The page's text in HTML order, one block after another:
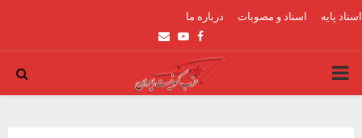
اسناد پایه اسناد و مصوبات درباره ما
Facebook
Youtube
Email
PRIMARY